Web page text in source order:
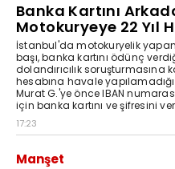
Banka Kartını
Motokuryeye 22 Yıl
İstanbul'da motokuryelik
başı, banka kartını ödünç
dolandırıcılık soruşturmasına
hesabına havale
Murat G.'ye önce IBAN
için banka kartını ve şifresini
17:23
Manşet